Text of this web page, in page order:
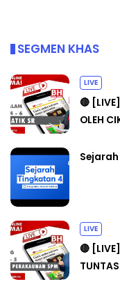
SEGMEN KHAS
LIVE
🔴
OLEH
LIVE
🔴